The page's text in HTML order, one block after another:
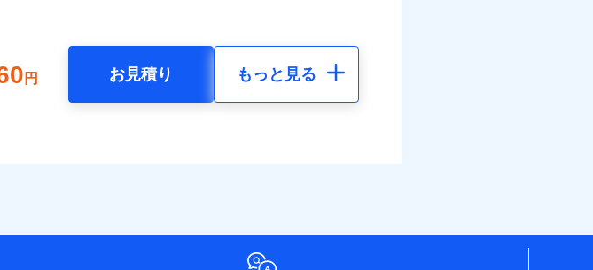
円 お見積り もっと見る